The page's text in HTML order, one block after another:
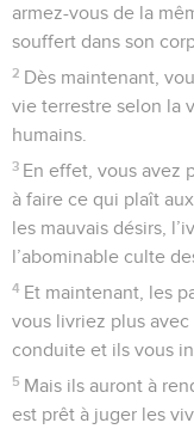
armez-vous de la
souffert dans son
2 Dès maintenant,
vie terrestre selon la
humains.
3 En effet, vous avez
à faire ce qui plaît
les mauvais désirs,
l’abominable culte
4 Et maintenant, les
vous livriez plus avec
conduite et ils vous
5 Mais ils auront à
est prêt à juger les